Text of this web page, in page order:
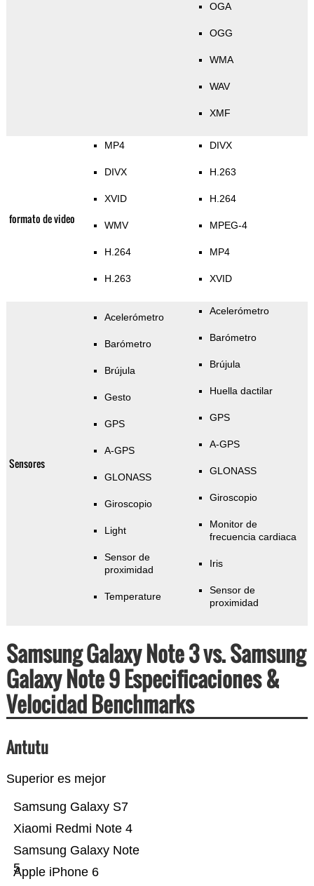
OGA
OGG
WMA
WAV
XMF
formato de video
MP4
DIVX
XVID
WMV
H.264
H.263
DIVX
H.263
H.264
MPEG-4
MP4
XVID
Sensores
Acelerómetro
Barómetro
Brújula
Gesto
GPS
A-GPS
GLONASS
Giroscopio
Light
Sensor de
proximidad
Temperature
Acelerómetro
Barómetro
Brújula
Huella dactilar
GPS
A-GPS
GLONASS
Giroscopio
Monitor de
frecuencia cardiaca
Iris
Sensor de
proximidad
Samsung Galaxy Note 3 vs. Samsung
Galaxy Note 9 Especificaciones &
Velocidad Benchmarks
Antutu
Superior es mejor
Apple iPhone 6
Samsung Galaxy Note
5
Xiaomi Redmi Note 4
Samsung Galaxy S7